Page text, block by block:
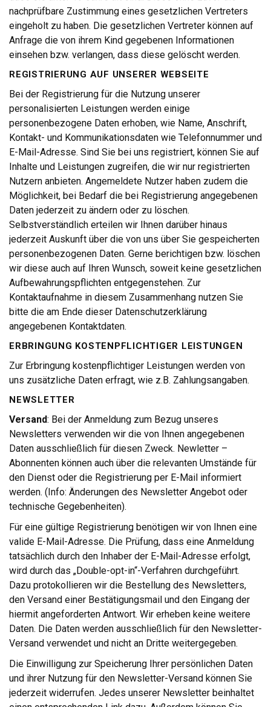
nachprüfbare Zustimmung eines gesetzlichen Vertreters
eingeholt zu haben. Die gesetzlichen Vertreter können auf
Anfrage die von ihrem Kind gegebenen Informationen
einsehen bzw. verlangen, dass diese gelöscht werden.
REGISTRIERUNG AUF UNSERER WEBSEITE
Bei der Registrierung für die Nutzung unserer
personalisierten Leistungen werden einige
personenbezogene Daten erhoben, wie Name, Anschrift,
Kontakt- und Kommunikationsdaten wie Telefonnummer und
E-Mail-Adresse. Sind Sie bei uns registriert, können Sie auf
Inhalte und Leistungen zugreifen, die wir nur registrierten
Nutzern anbieten. Angemeldete Nutzer haben zudem die
Möglichkeit, bei Bedarf die bei Registrierung angegebenen
Daten jederzeit zu ändern oder zu löschen.
Selbstverständlich erteilen wir Ihnen darüber hinaus
jederzeit Auskunft über die von uns über Sie gespeicherten
personenbezogenen Daten. Gerne berichtigen bzw. löschen
wir diese auch auf Ihren Wunsch, soweit keine gesetzlichen
Aufbewahrungspflichten entgegenstehen. Zur
Kontaktaufnahme in diesem Zusammenhang nutzen Sie
bitte die am Ende dieser Datenschutzerklärung
angegebenen Kontaktdaten.
ERBRINGUNG KOSTENPFLICHTIGER LEISTUNGEN
Zur Erbringung kostenpflichtiger Leistungen werden von
uns zusätzliche Daten erfragt, wie z.B. Zahlungsangaben.
NEWSLETTER
Versand: Bei der Anmeldung zum Bezug unseres
Newsletters verwenden wir die von Ihnen angegebenen
Daten ausschließlich für diesen Zweck. Newletter –
Abonnenten können auch über die relevanten Umstände für
den Dienst oder die Registrierung per E-Mail informiert
werden. (Info: Änderungen des Newsletter Angebot oder
technische Gegebenheiten).
Für eine gültige Registrierung benötigen wir von Ihnen eine
valide E-Mail-Adresse. Die Prüfung, dass eine Anmeldung
tatsächlich durch den Inhaber der E-Mail-Adresse erfolgt,
wird durch das „Double-opt-in“-Verfahren durchgeführt.
Dazu protokollieren wir die Bestellung des Newsletters,
den Versand einer Bestätigungsmail und den Eingang der
hiermit angeforderten Antwort. Wir erheben keine weitere
Daten. Die Daten werden ausschließlich für den Newsletter-
Versand verwendet und nicht an Dritte weitergegeben.
Die Einwilligung zur Speicherung Ihrer persönlichen Daten
und ihrer Nutzung für den Newsletter-Versand können Sie
jederzeit widerrufen. Jedes unserer Newsletter beinhaltet